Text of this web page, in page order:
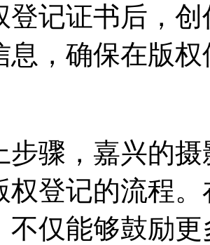
登记证书后，
息，确保在版
步骤，嘉兴的
权登记的流程
不仅能够鼓励